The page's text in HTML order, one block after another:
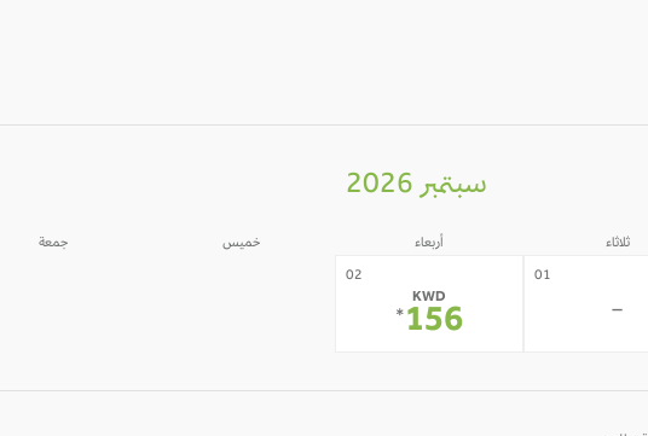
سبتمبر 2026
ثلاثاء أربعاء خميس جمعة
01
-
02
KWD
156
*